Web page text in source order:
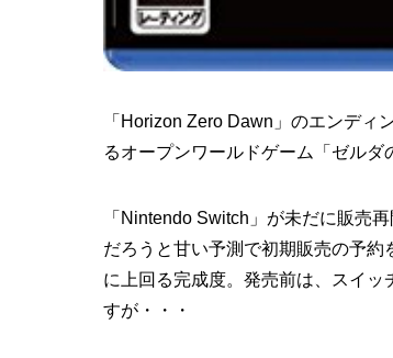
「Horizon Zero Dawn」のエンディ
るオープンワールドゲーム「ゼルダ
「Nintendo Switch」が未だに販売
だろうと甘い予測で初期販売の予
に上回る完成度。発売前は、スイ
すが・・・